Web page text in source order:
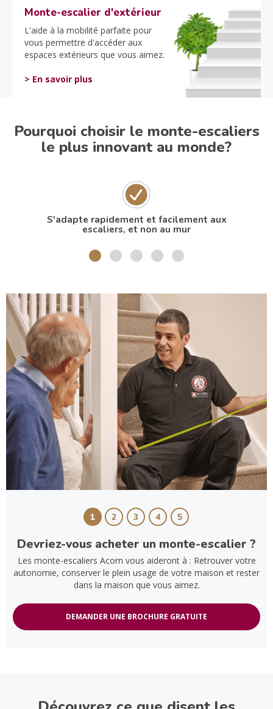
Monte-escalier d'extérieur
L'aide à la mobilité parfaite pour
vous permettre d'accéder aux
espaces extérieurs que vous aimez.
> En savoir plus
Pourquoi choisir le monte-escaliers
le plus innovant au monde?
S'adapte rapidement et facilement aux
escaliers, et non au mur
1 2 3 4 5
Devriez-vous acheter un monte-escalier ?
Les monte-escaliers Acorn vous aideront à : Retrouver votre
autonomie, conserver le plein usage de votre maison et rester
dans la maison que vous aimez.
DEMANDER UNE BROCHURE GRATUITE